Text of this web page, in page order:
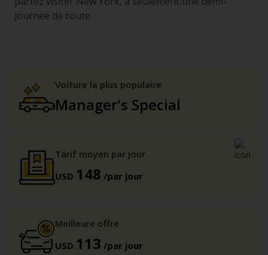
journée de route.
Voiture la plus populaire
Manager's Special
Tarif moyen par jour
USD 148 /par jour
Meilleure offre
USD 113 /par jour